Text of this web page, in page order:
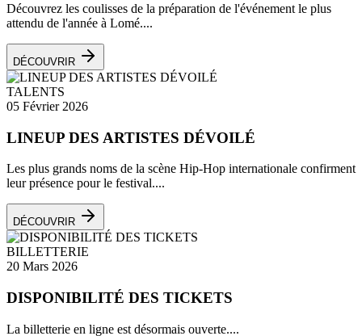
Découvrez les coulisses de la préparation de l'événement le plus
attendu de l'année à Lomé....
DÉCOUVRIR
TALENTS
05 Février 2026
LINEUP DES ARTISTES DÉVOILÉ
Les plus grands noms de la scène Hip-Hop internationale confirment
leur présence pour le festival....
DÉCOUVRIR
BILLETTERIE
20 Mars 2026
DISPONIBILITÉ DES TICKETS
La billetterie en ligne est désormais ouverte....